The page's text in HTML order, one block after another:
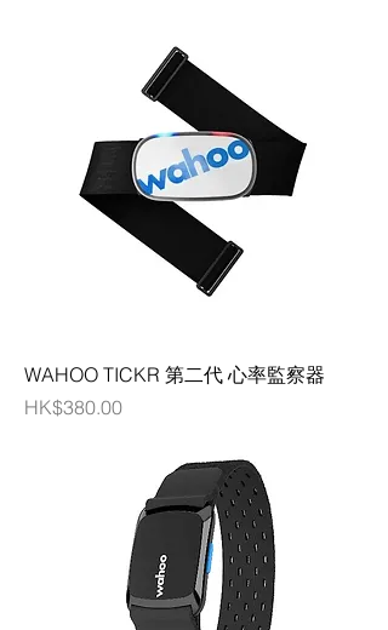
WAHOO TICKR 第二代 心率監察器
價格
HK$380.00